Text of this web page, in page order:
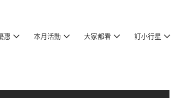
惠 本月活動 大家都看 訂小行星